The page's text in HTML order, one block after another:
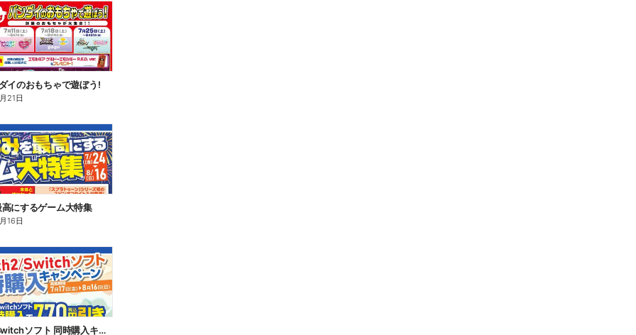
イのおもちゃで遊ぼう!
21日
にするゲーム大特集
16日
Switch2/Switchソフト 同時購入キャンペーン